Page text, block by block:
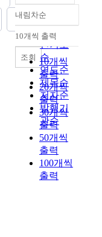
정확도
순
인기도
순
연도순
제목순
저자순
발행기
관순
내림차순
내림차순
10개씩 출력
10개씩
출력
20개씩
출력
30개씩
출력
50개씩
출력
100개씩
출력
조회